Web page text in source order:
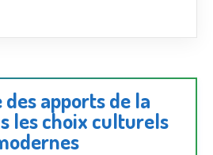
apports de la
les choix culturels